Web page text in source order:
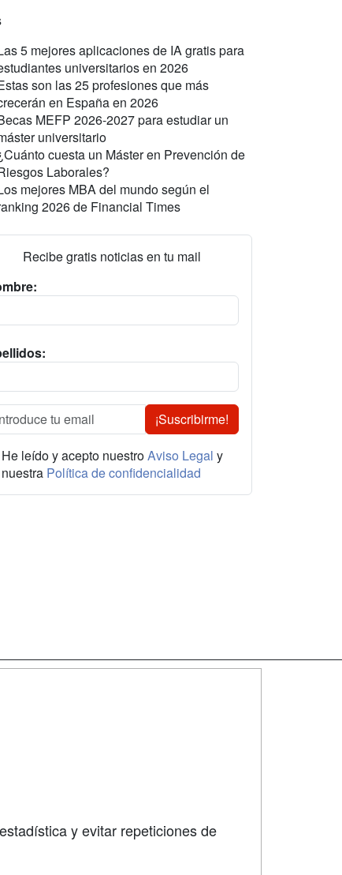
5 mejores aplicaciones de IA gratis para
universitarios en 2026
son las 25 profesiones que más
en España en 2026
MEFP 2026-2027 para estudiar un
universitario
cuesta un Máster en Prevención de
Laborales?
mejores MBA del mundo según el
2026 de Financial Times
Recibe gratis noticias en tu mail
¡Suscribirme!
He leído y acepto nuestroAviso Legal y
nuestra Política de confidencialidad
y evitar repeticiones de